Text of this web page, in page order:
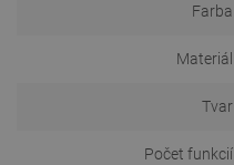
Farba
Materiál
Tvar
Počet funkcií